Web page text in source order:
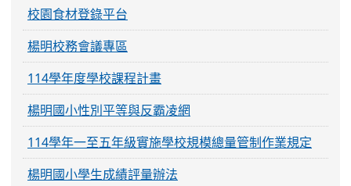
校園食材登錄平台
楊明校務會議專區
114學年度學校課程計畫
楊明國小性別平等與反霸凌網
114學年一至五年級實施學校規模總量管制作業規定
楊明國小學生成績評量辦法